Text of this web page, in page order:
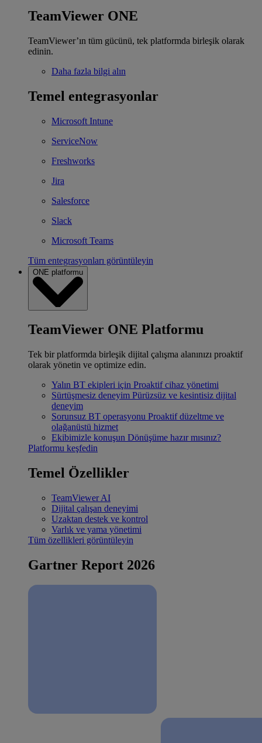
TeamViewer ONE
TeamViewer’ın tüm gücünü, tek platformda birleşik olarak
edinin.
Daha fazla bilgi alın
Temel entegrasyonlar
Microsoft Intune
ServiceNow
Freshworks
Jira
Salesforce
Slack
Microsoft Teams
Tüm entegrasyonları görüntüleyin
ONE platformu
TeamViewer ONE Platformu
Tek bir platformda birleşik dijital çalışma alanınızı proaktif
olarak yönetin ve optimize edin.
Yalın BT ekipleri için Proaktif cihaz yönetimi
Sürtüşmesiz deneyim Pürüzsüz ve kesintisiz dijital
deneyim
Sorunsuz BT operasyonu Proaktif düzeltme ve
olağanüstü hizmet
Ekibimizle konuşun Dönüşüme hazır mısınız?
Platformu keşfedin
Temel Özellikler
TeamViewer AI
Dijital çalışan deneyimi
Uzaktan destek ve kontrol
Varlık ve yama yönetimi
Tüm özellikleri görüntüleyin
Gartner Report 2026